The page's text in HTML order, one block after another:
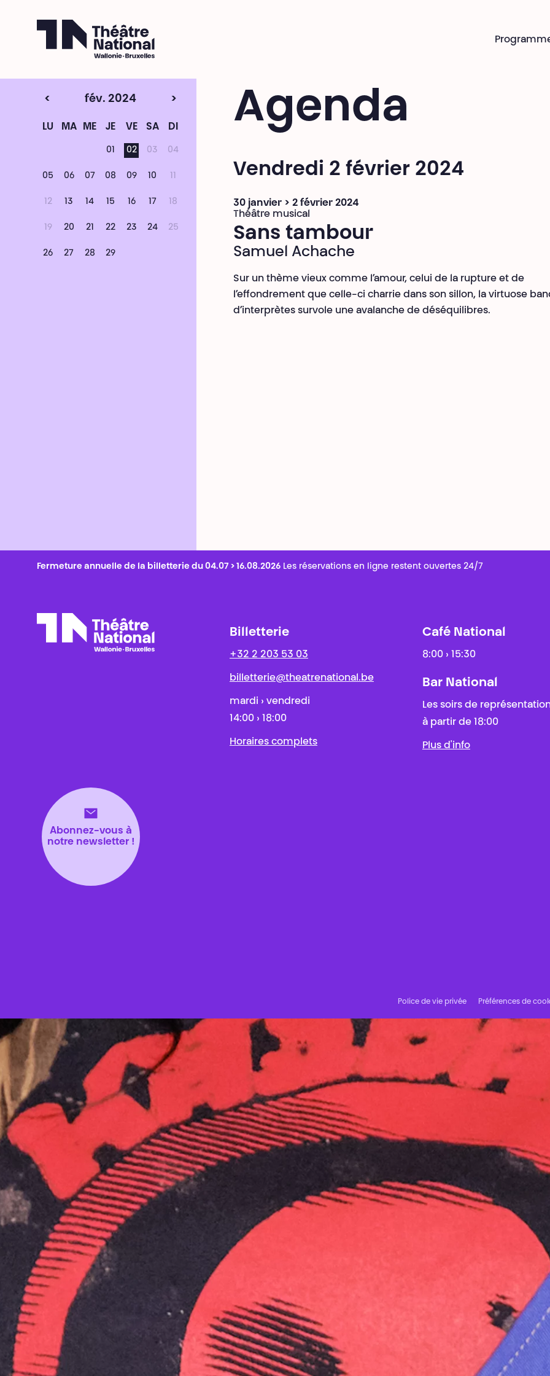
Agenda
< fév. 2024 >
LU MA ME JE VE SA DI
01 02 03 04
05 06 07 08 09 10 11
12 13 14 15 16 17 18
19 20 21 22 23 24 25
26 27 28 29
Vendredi 2 février 2024
30 janvier > 2 février 2024
Théâtre musical
Sans tambour
Samuel Achache
Sur un thème vieux comme l’amour, celui de la rupture et de
l’effondrement que celle-ci charrie dans son sillon, la virtuose
d’interprètes survole une avalanche de déséquilibres.
Fermeture annuelle de la billetterie du 04.07 > 16.08.2026 Les réservations en ligne restent ouvertes 24/7
Abonnez-vous à
notre newsletter !
Billetterie
+32 2 203 53 03
billetterie@theatrenational.be
mardi › vendredi
14:00 › 18:00
Horaires complets
Café National
8:00 › 15:30
Bar National
Les soirs de
à partir de 18:00
Plus d'info
Police de vie privée Préférences de